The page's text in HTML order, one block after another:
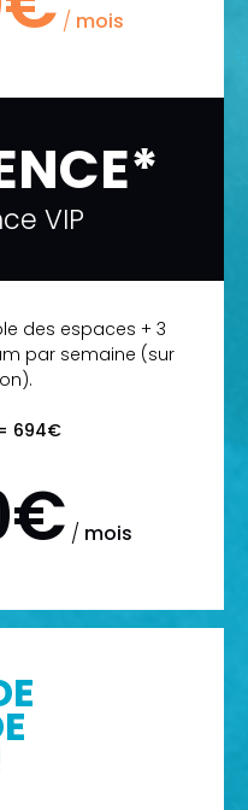
/ mois
VIP
des espaces + 3
par semaine (sur
694€
/ mois